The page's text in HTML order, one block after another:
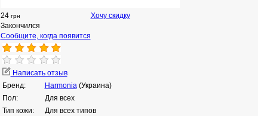
Хочу скидку
24 грн
Закончился
Сообщите, когда появится
Написать отзыв
Бренд:
Harmonia(Украина)
Пол:
Для всех
Тип кожи:
Для всех типов